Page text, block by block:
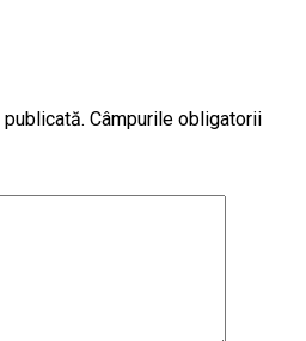
Câmpurile obligatorii